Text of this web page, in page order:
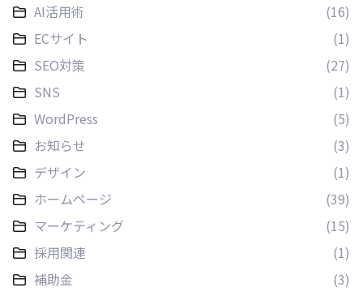
AI活用術
(16)
ECサイト
(1)
SEO対策
(27)
SNS
(1)
WordPress
(5)
お知らせ
(3)
デザイン
(1)
ホームページ
(39)
マーケティング
(15)
採用関連
(1)
補助金
(3)